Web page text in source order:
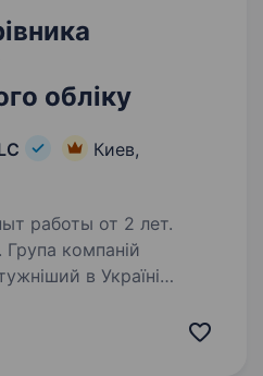
обліку
Киев,
работы от 2 лет.
в Україні
холдинг, який є